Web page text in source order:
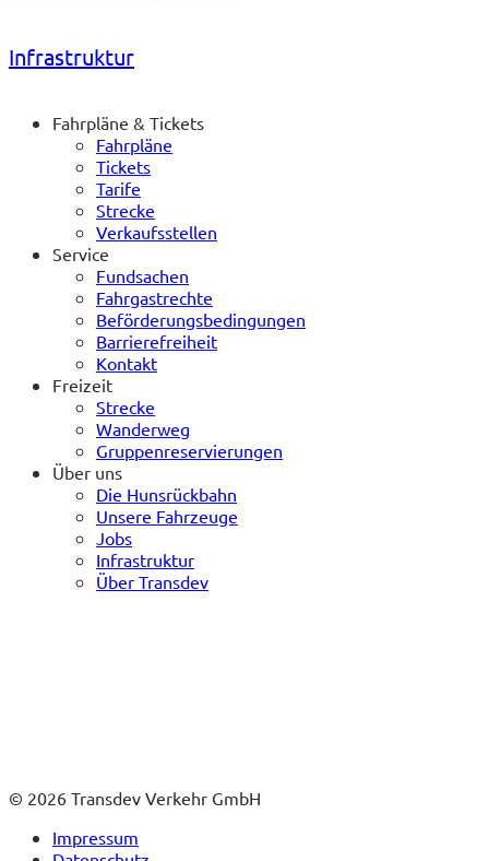
Infrastruktur
Fahrpläne & Tickets
Fahrpläne
Tickets
Tarife
Strecke
Verkaufsstellen
Service
Fundsachen
Fahrgastrechte
Beförderungsbedingungen
Barrierefreiheit
Kontakt
Freizeit
Strecke
Wanderweg
Gruppenreservierungen
Über uns
Die Hunsrückbahn
Unsere Fahrzeuge
Jobs
Infrastruktur
Über Transdev
© 2026 Transdev Verkehr GmbH
Impressum